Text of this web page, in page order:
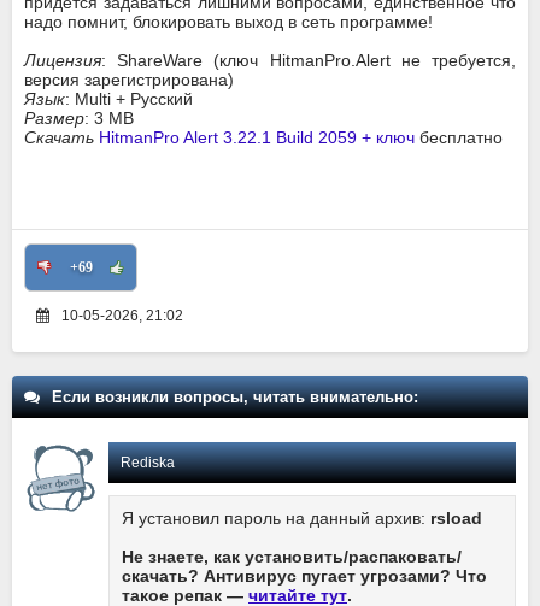
надо помнит, блокировать выход в сеть программе!
Лицензия: ShareWare (ключ HitmanPro.Alert не требуется,
версия зарегистрирована)
Язык: Multi + Русский
Размер: 3 MB
Скачать HitmanPro Alert 3.22.1 Build 2059 + ключ бесплатно
+69
10-05-2026, 21:02
Если возникли вопросы, читать внимательно:
Rediska
Я установил пароль на данный архив: rsload
Не знаете, как установить/распаковать/
скачать? Антивирус пугает угрозами? Что
такое репак — читайте тут.